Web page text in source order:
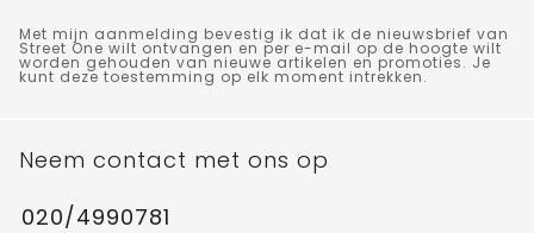
Met mijn aanmelding bevestig ik dat ik de nieuwsbrief van
Street One wilt ontvangen en per e-mail op de hoogte wilt
worden gehouden van nieuwe artikelen en promoties. Je
kunt deze toestemming op elk moment intrekken.
Neem contact met ons op
020/4990781